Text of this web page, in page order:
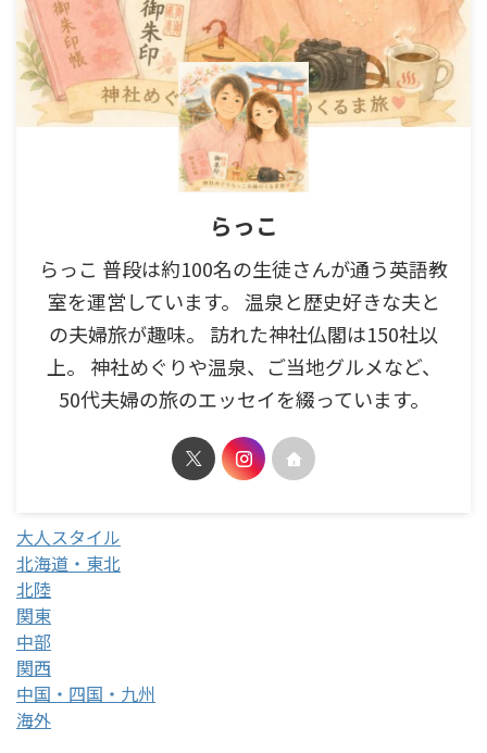
らっこ
らっこ 普段は約100名の生徒さんが通う英語教
室を運営しています。 温泉と歴史好きな夫と
の夫婦旅が趣味。 訪れた神社仏閣は150社以
上。 神社めぐりや温泉、ご当地グルメなど、
50代夫婦の旅のエッセイを綴っています。
大人スタイル
北海道・東北
北陸
関東
中部
関西
中国・四国・九州
海外